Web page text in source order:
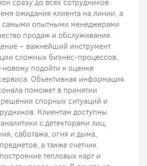
сразу до всех сотрудников
ожидания клиента на линии, а
самыми опытными менеджерами
продаж и обслуживания.
– важнейший инструмент
сложных бизнес-процессов,
новому подойти к оценке
Объективная информация
поможет в принятии
спорных ситуаций и
Клиентам доступны
с детекторами лиц,
саботажа, огня и дыма,
а также счетчик
тепловых карт и